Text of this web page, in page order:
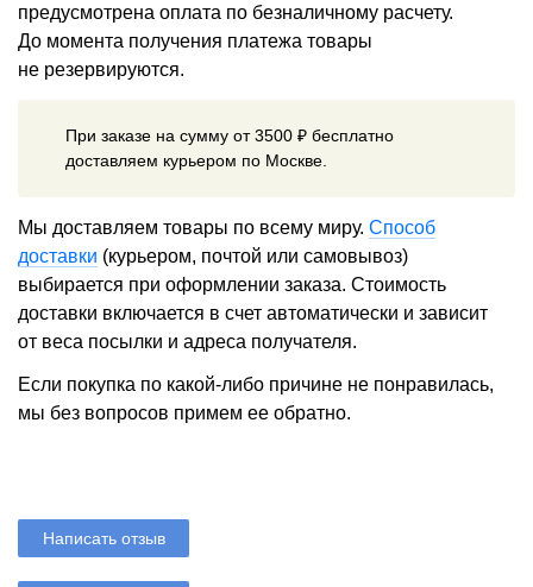
предусмотрена оплата по безналичному расчету.
До момента получения платежа товары
не резервируются.
При заказе на сумму от 3500 ₽ бесплатно
доставляем курьером по Москве.
Мы доставляем товары по всему миру. Способ
доставки (курьером, почтой или самовывоз)
выбирается при оформлении заказа. Стоимость
доставки включается в счет автоматически и зависит
от веса посылки и адреса получателя.
Если покупка по какой-либо причине не понравилась,
мы без вопросов примем ее обратно.
Написать отзыв